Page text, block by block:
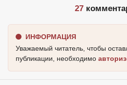
27
ИНФОРМАЦИЯ
Уважаемый читатель, чтобы
публикации, необходимо